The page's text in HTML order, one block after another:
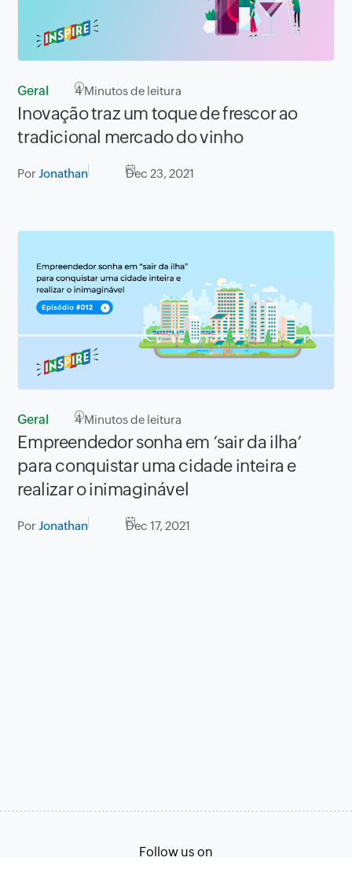
Geral 4Minutos de leitura
Inovação traz um toque de frescor ao
tradicional mercado do vinho
PorJonathan Dec 23, 2021
Geral 4Minutos de leitura
Empreendedor sonha em ‘sair da ilha’
para conquistar uma cidade inteira e
realizar o inimaginável
PorJonathan Dec 17, 2021
Follow us on